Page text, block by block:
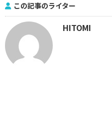
この記事のライター
HITOMI